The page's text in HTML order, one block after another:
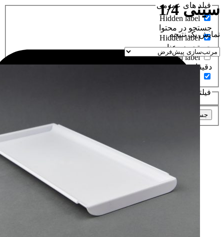
فیلد های عمومی
Hidden label
جستجو در محتوا
Hidden label
جستجو در عناوین
Hidden label
دقیقا عین عبارت
فیلتر براساسدسته های محصولات
جستجو
سینی 1/4
نمایش یک نتیجه